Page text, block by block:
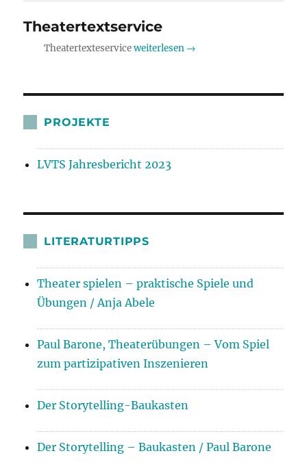
Theatertextservice
Theatertexteserviceweiterlesen →
PROJEKTE
LVTS Jahresbericht 2023
LITERATURTIPPS
Theater spielen – praktische Spiele und
Übungen / Anja Abele
Paul Barone, Theaterübungen – Vom Spiel
zum partizipativen Inszenieren
Der Storytelling-Baukasten
Der Storytelling – Baukasten / Paul Barone